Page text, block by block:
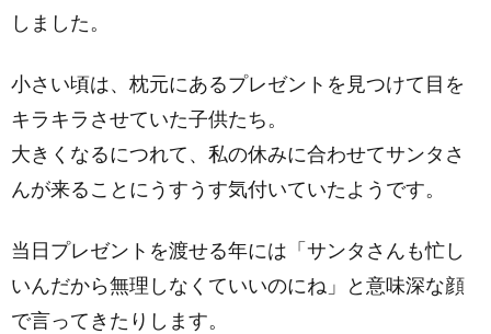
しました。
小さい頃は、枕元にあるプレゼントを見つけて目を
キラキラさせていた子供たち。
大きくなるにつれて、私の休みに合わせてサンタさ
んが来ることにうすうす気付いていたようです。
当日プレゼントを渡せる年には「サンタさんも忙し
いんだから無理しなくていいのにね」と意味深な顔
で言ってきたりします。